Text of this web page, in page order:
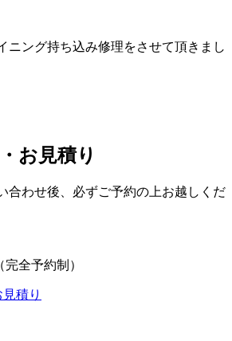
ニング持ち込み修理をさせて頂きまし
お見積り
合わせ後、必ずご予約の上お越しくだ
完全予約制）
積り